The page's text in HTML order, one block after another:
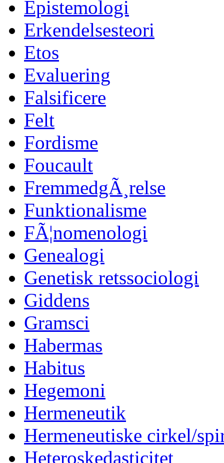
Epistemologi
Erkendelsesteori
Etos
Evaluering
Falsificere
Felt
Fordisme
Foucault
FremmedgÃ¸relse
Funktionalisme
FÃ¦nomenologi
Genealogi
Genetisk retssociologi
Giddens
Gramsci
Habermas
Habitus
Hegemoni
Hermeneutik
Hermeneutiske cirkel/
Heteroskedasticitet